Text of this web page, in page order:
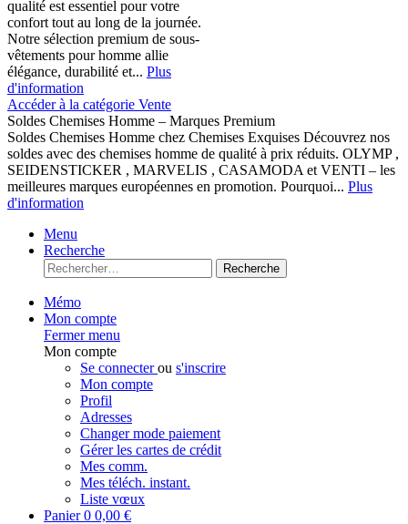
qualité est essentiel pour votre
confort tout au long de la journée.
Notre sélection premium de sous-
vêtements pour homme allie
élégance, durabilité et... Plus
d'information
Accéder à la catégorie Vente
Soldes Chemises Homme – Marques Premium
Soldes Chemises Homme chez Chemises Exquises Découvrez nos
soldes avec des chemises homme de qualité à prix réduits. OLYMP ,
SEIDENSTICKER , MARVELIS , CASAMODA et VENTI – les
meilleures marques européennes en promotion. Pourquoi... Plus
d'information
Menu
Recherche
Recherche
Mémo
Mon compte
Fermer menu
Mon compte
Se connecterou s'inscrire
Mon compte
Profil
Adresses
Changer mode paiement
Gérer les cartes de crédit
Mes comm.
Mes téléch. instant.
Liste vœux
Panier0 0,00 €